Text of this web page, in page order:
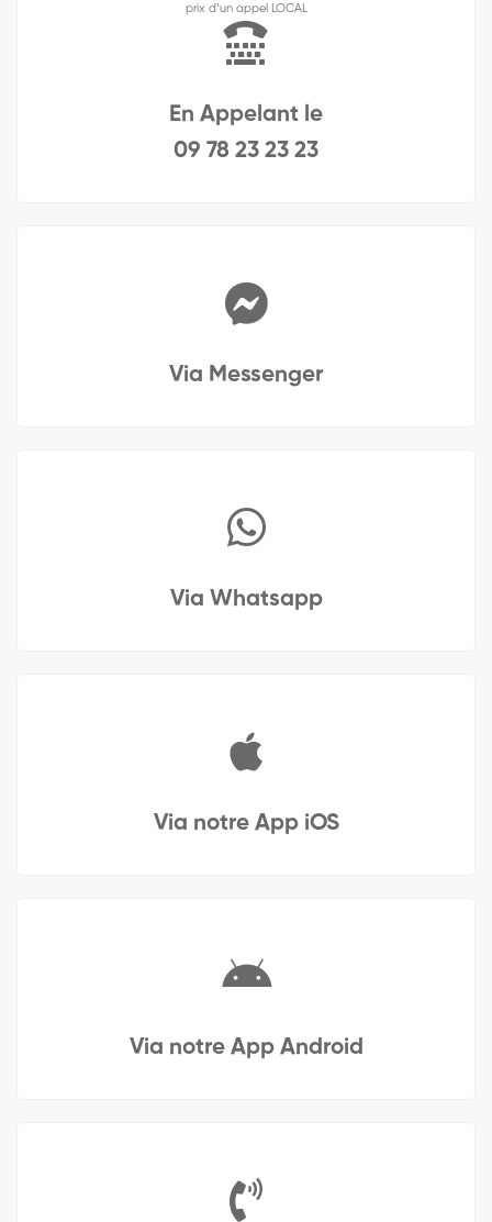
prix d’un appel LOCAL
En Appelant le
09 78 23 23 23
Via Messenger
Via Whatsapp
Via notre App iOS
Via notre App Android